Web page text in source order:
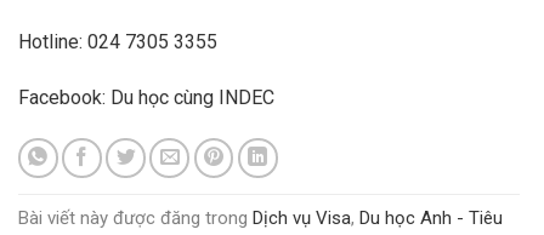
Hotline: 024 7305 3355
Facebook: Du học cùng INDEC
Bài viết này được đăng trong Dịch vụ Visa, Du học Anh - Tiêu